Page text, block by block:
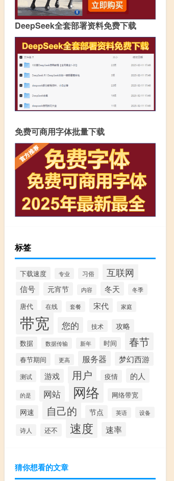
DeepSeek全套部署资料免费下载
免费可商用字体批量下载
标签
下载速度 专业 习俗 互联网
信号 元宵节 内容 冬天 冬季
唐代 在线 套餐 宋代 家庭
带宽 您的 技术 攻略
数据 数据传输 新年 时间 春节
春节期间 更高 服务器 梦幻西游
测试 游戏 用户 疫情 的人
的是 网站 网络 网络带宽
网速 自己的 节点 英语 设备
诗人 还不 速度 速率
猜你想看的文章